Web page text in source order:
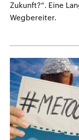
Zukunft?“. Eine
Wegbereiter.